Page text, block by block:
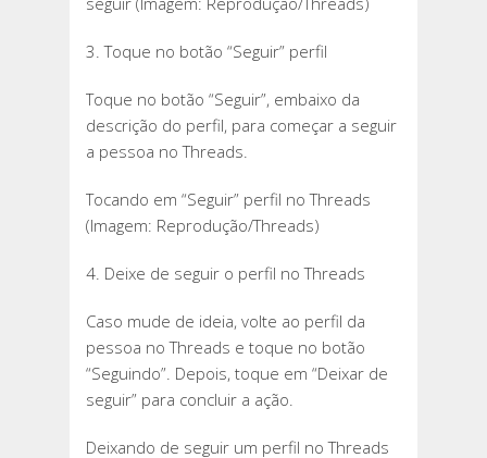
3. Toque no botão “Seguir” perfil
Toque no botão “Seguir”, embaixo da
descrição do perfil, para começar a seguir
a pessoa no Threads.
Tocando em “Seguir” perfil no Threads
(Imagem: Reprodução/Threads)
4. Deixe de seguir o perfil no Threads
Caso mude de ideia, volte ao perfil da
pessoa no Threads e toque no botão
“Seguindo”. Depois, toque em “Deixar de
seguir” para concluir a ação.
Deixando de seguir um perfil no Threads